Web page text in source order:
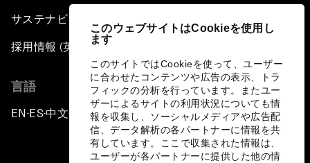
このウェブサイトはCookieを使用し
ます
このサイトではCookieを使って、ユーザー
に合わせたコンテンツや広告の表示、トラ
フィックの分析を行っています。またユー
ザーによるサイトの利用状況についても情
報を収集し、ソーシャルメディアや広告配
信、データ解析の各パートナーに情報を共
有しています。ここで収集された情報は、
ユーザーが各パートナーに提供した他の情
サステナビリティへの取り組み
採用情報 (英語のみ)
言語
EN ▪ES▪中文▪ 日本語